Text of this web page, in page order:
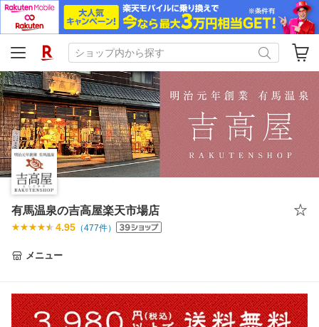
有馬温泉の吉高屋楽天市場店
4.95 （477件）
メニュー